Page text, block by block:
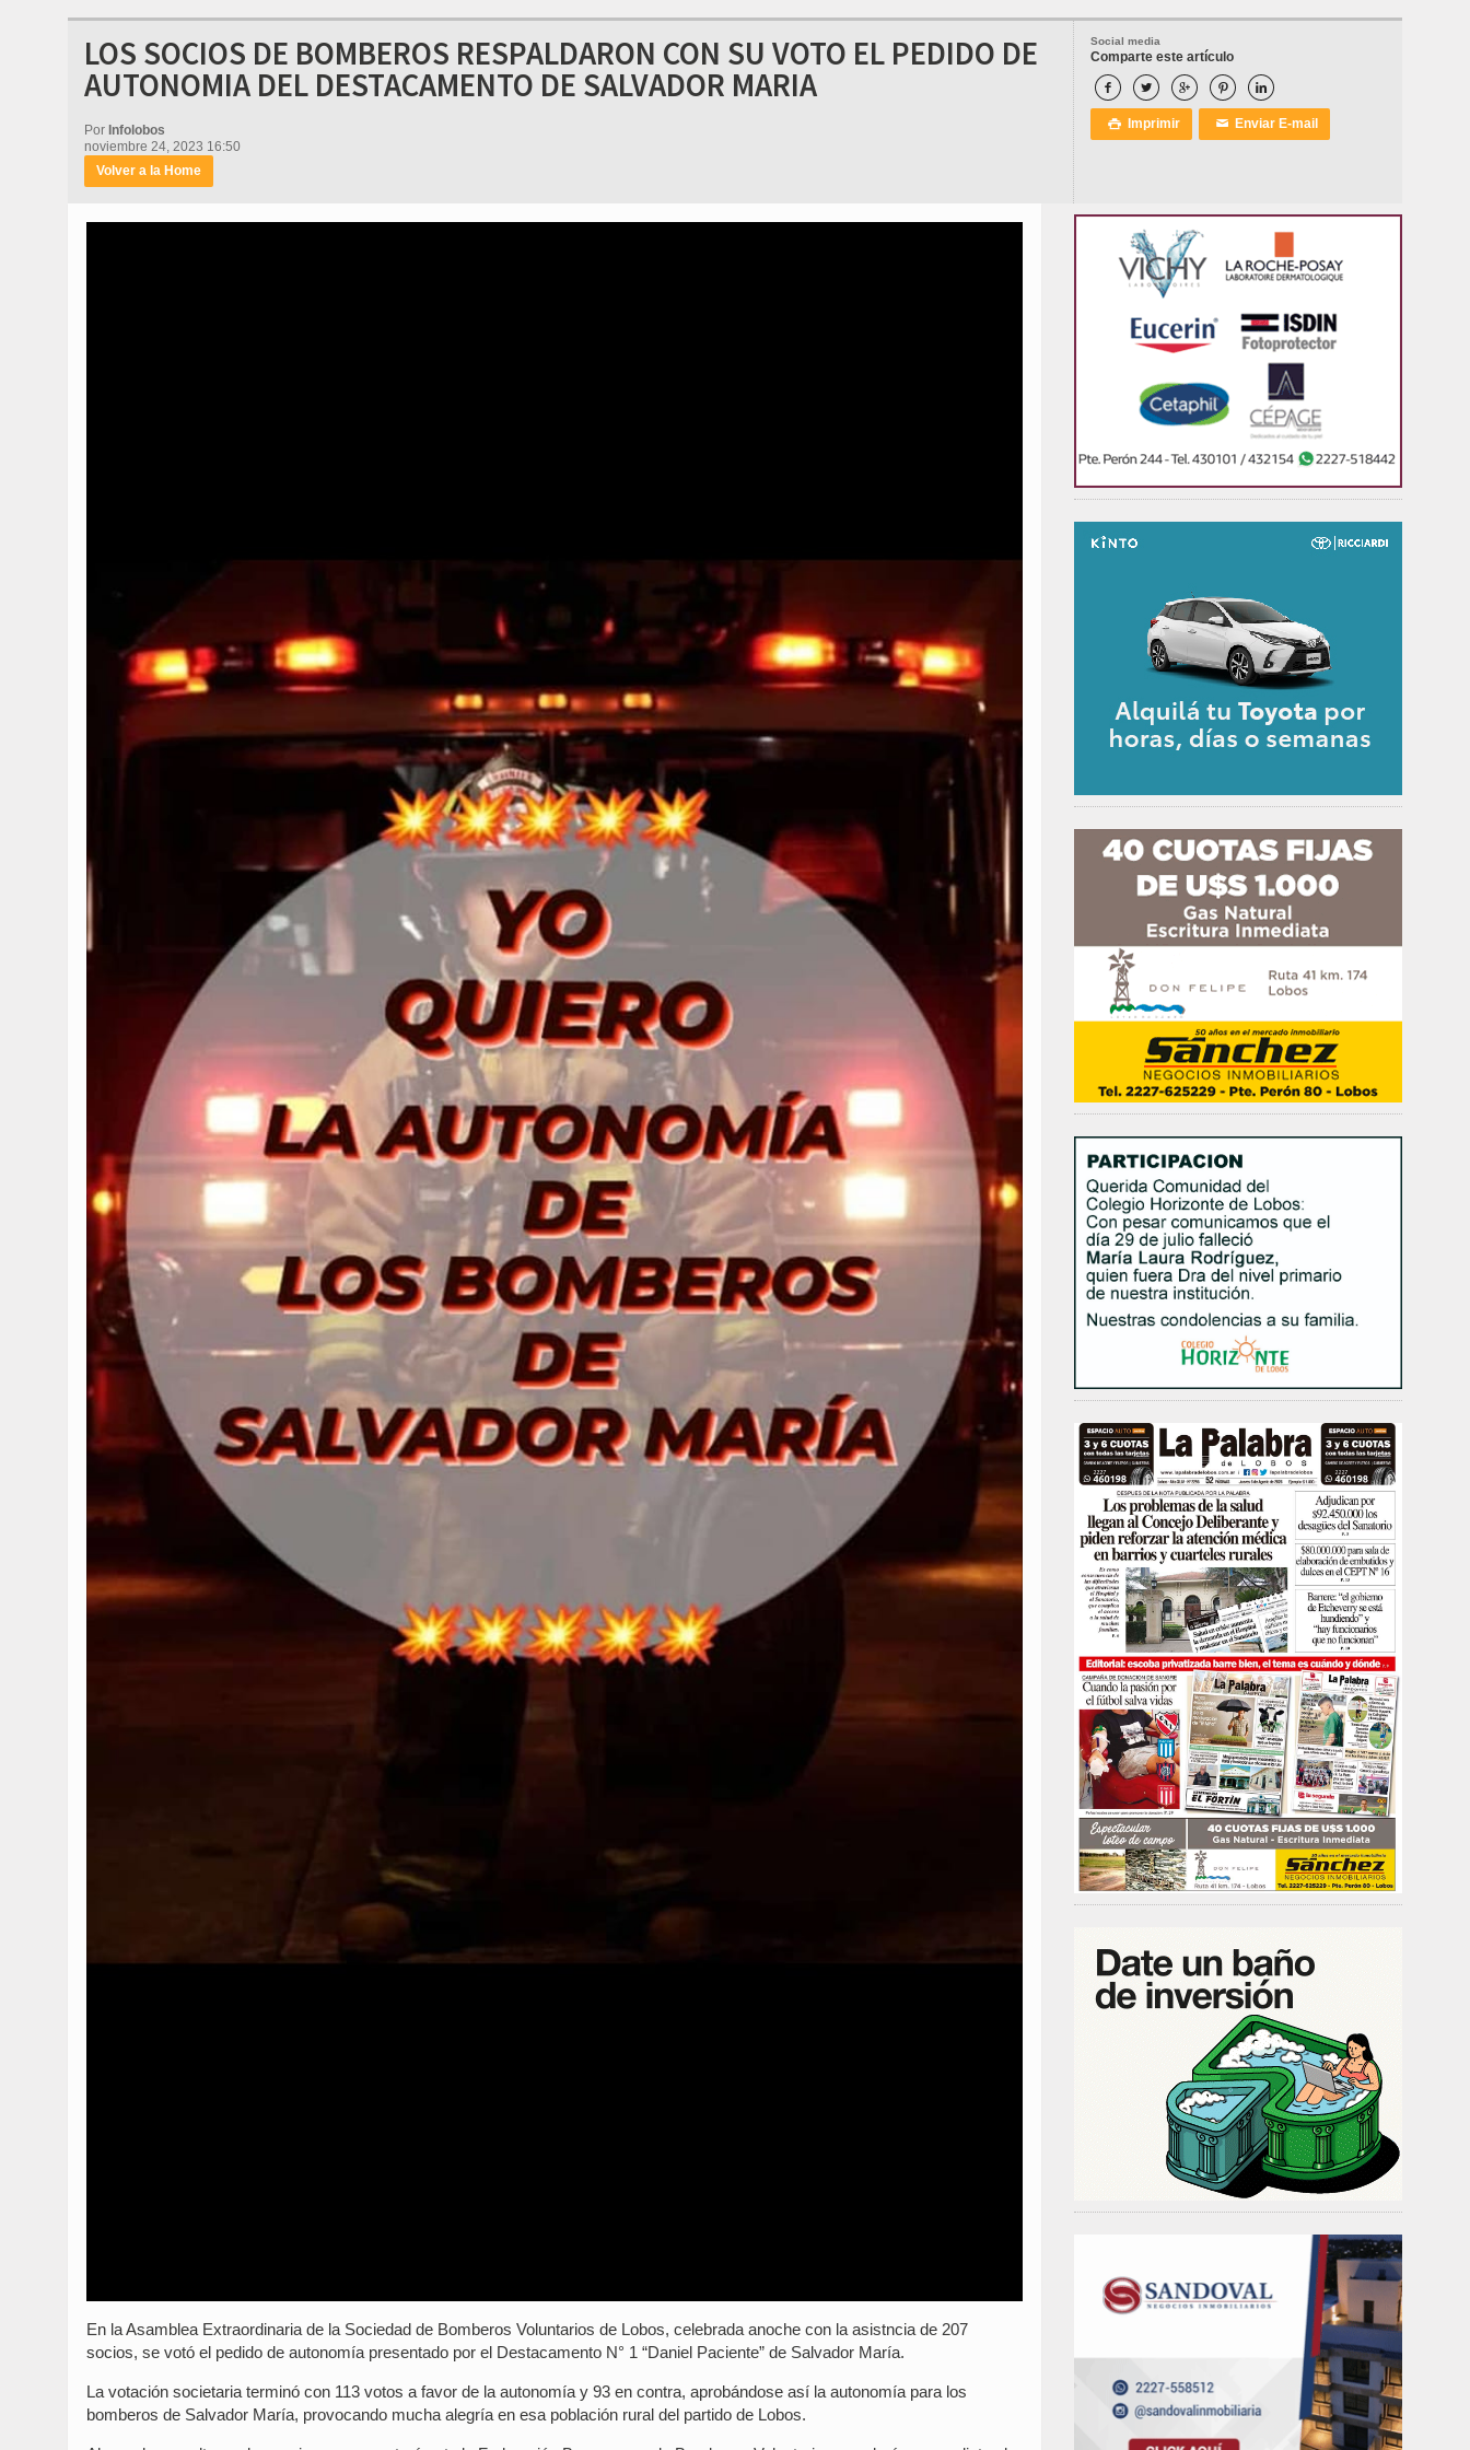
Social media
Comparte este artículo
    
 Imprimir ✉ Enviar E-mail
LOS SOCIOS DE BOMBEROS RESPALDARON CON SU VOTO EL PEDIDO DE
AUTONOMIA DEL DESTACAMENTO DE SALVADOR MARIA
Por Infolobos
noviembre 24, 2023 16:50
Volver a la Home
En la Asamblea Extraordinaria de la Sociedad de Bomberos Voluntarios de Lobos, celebrada anoche con la asistncia de 207
socios, se votó el pedido de autonomía presentado por el Destacamento N° 1 “Daniel Paciente” de Salvador María.
La votación societaria terminó con 113 votos a favor de la autonomía y 93 en contra, aprobándose así la autonomía para los
bomberos de Salvador María, provocando mucha alegría en esa población rural del partido de Lobos.